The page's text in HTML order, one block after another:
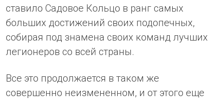
ставило Садовое Кольцо в ранг самых
больших достижений своих подопечных,
собирая под знамена своих команд лучших
легионеров со всей страны.
Все это продолжается в таком же
совершенно неизмененном, и от этого еще